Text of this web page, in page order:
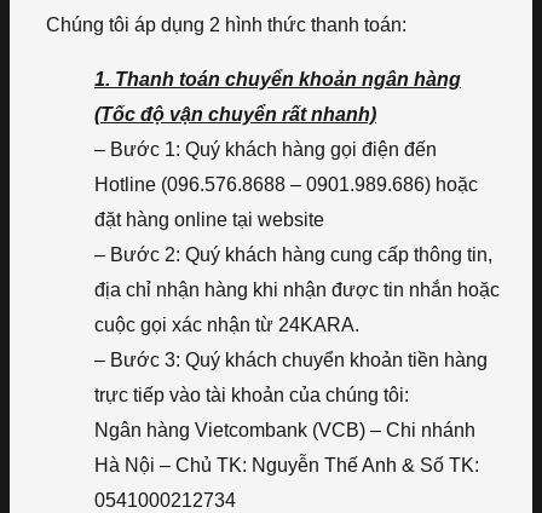
Chúng tôi áp dụng 2 hình thức thanh toán:
1. Thanh toán chuyển khoản ngân hàng
(Tốc độ vận chuyển rất nhanh)
– Bước 1: Quý khách hàng gọi điện đến
Hotline (096.576.8688 – 0901.989.686) hoặc
đặt hàng online tại website
– Bước 2: Quý khách hàng cung cấp thông tin,
địa chỉ nhận hàng khi nhận được tin nhắn hoặc
cuộc gọi xác nhận từ 24KARA.
– Bước 3: Quý khách chuyển khoản tiền hàng
trực tiếp vào tài khoản của chúng tôi:
Ngân hàng Vietcombank (VCB) – Chi nhánh
Hà Nội – Chủ TK: Nguyễn Thế Anh & Số TK:
0541000212734